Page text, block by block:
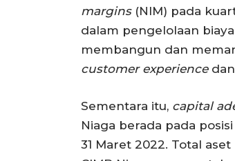
margins(NIM) pada
dalam pengelolaan
membangun dan
customer experiencedan
Sementara itu, capital
Niaga berada pada
31 Maret 2022. Total